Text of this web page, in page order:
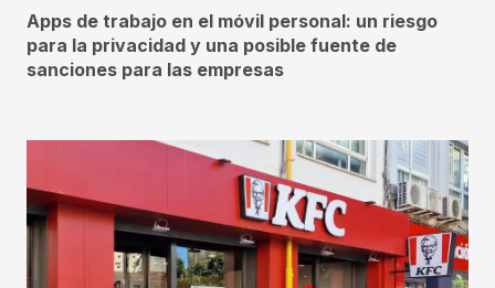
Apps de trabajo en el móvil personal: un riesgo
para la privacidad y una posible fuente de
sanciones para las empresas